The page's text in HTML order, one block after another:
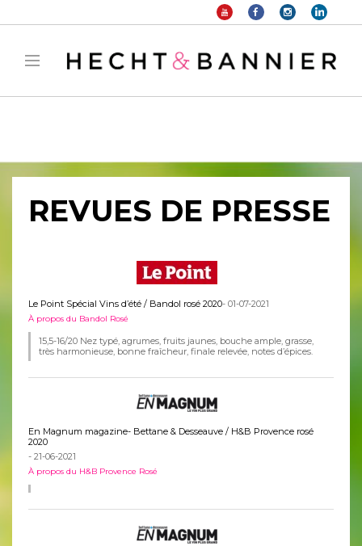
: filter_var() expects parameter 2 to be long, string given in
manager/public/frontend.phpon line 1149
REVUES DE PRESSE
Le Point Spécial Vins d’été / Bandol rosé 2020- 01-07-2021
À propos du Bandol Rosé
15,5-16/20 Nez typé, agrumes, fruits jaunes, bouche ample, grasse,
très harmonieuse, bonne fraîcheur, finale relevée, notes d’épices.
En Magnum magazine- Bettane & Desseauve / H&B Provence rosé
2020
- 21-06-2021
À propos du H&B Provence Rosé